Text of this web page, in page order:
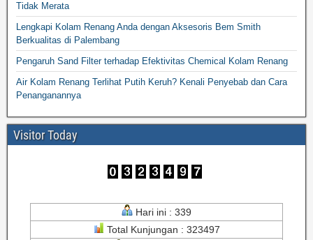
Tidak Merata
Lengkapi Kolam Renang Anda dengan Aksesoris Bem Smith
Berkualitas di Palembang
Pengaruh Sand Filter terhadap Efektivitas Chemical Kolam Renang
Air Kolam Renang Terlihat Putih Keruh? Kenali Penyebab dan Cara
Penanganannya
Visitor Today
Hari ini : 339
Total Kunjungan : 323497